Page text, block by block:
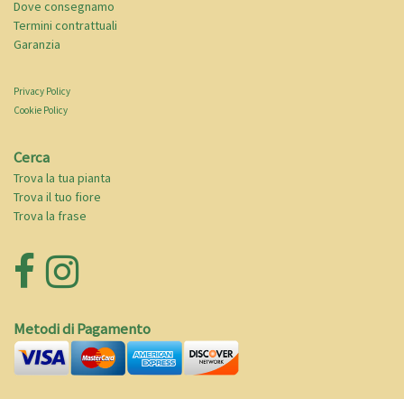
Dove consegnamo
Termini contrattuali
Garanzia
Privacy Policy
Cookie Policy
Cerca
Trova la tua pianta
Trova il tuo fiore
Trova la frase
Metodi di Pagamento